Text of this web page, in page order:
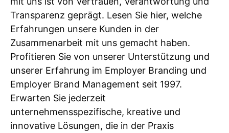
Transparenz geprägt. Lesen Sie hier, welche
Erfahrungen unsere Kunden in der
Zusammenarbeit mit uns gemacht haben.
Profitieren Sie von unserer Unterstützung und
unserer Erfahrung im Employer Branding und
Employer Brand Management seit 1997.
Erwarten Sie jederzeit
unternehmensspezifische, kreative und
innovative Lösungen, die in der Praxis